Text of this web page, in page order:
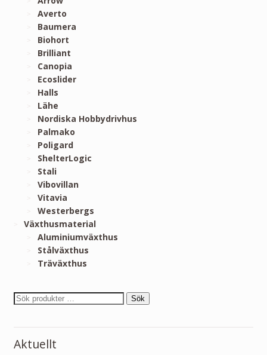
Averto
Baumera
Biohort
Brilliant
Canopia
Ecoslider
Halls
Lähe
Nordiska Hobbydrivhus
Palmako
Poligard
ShelterLogic
Stali
Vibovillan
Vitavia
Westerbergs
Växthusmaterial
Aluminiumväxthus
Stålväxthus
Träväxthus
Sök
Aktuellt